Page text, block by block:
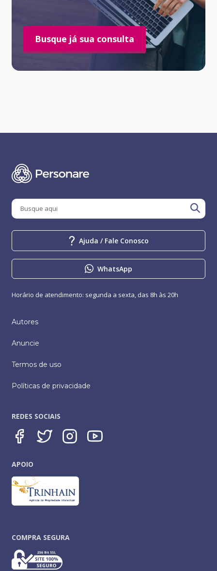
Busque já sua consulta
Ajuda / Fale Conosco
WhatsApp
Horário de atendimento: segunda a sexta, das 8h às 20h
Autores
Anuncie
Termos de uso
Políticas de privacidade
REDES SOCIAIS
APOIO
COMPRA SEGURA